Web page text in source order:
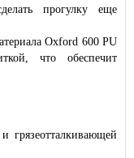
прогулку еще
Oxford 600 PU
что обеспечит